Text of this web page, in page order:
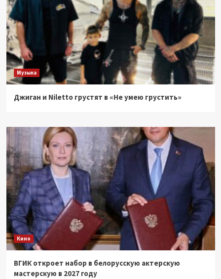
Музыка
Джиган и Niletto грустят в «Не умею грустить»
Кино
ВГИК откроет набор в белорусскую актерскую
мастерскую в 2027 году